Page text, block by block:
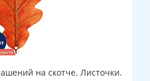
на скотче. Листочки.